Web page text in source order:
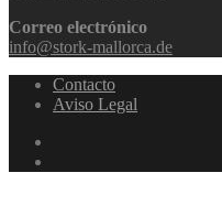
Correo electrónico
info@stork-mallorca.de
Contacto
Aviso Legal